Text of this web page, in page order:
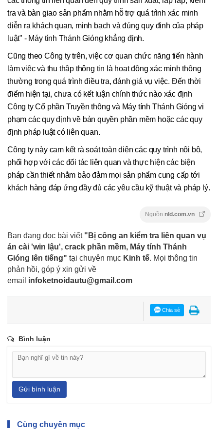
tra và bàn giao sản phẩm nhằm hỗ trợ quá trình xác minh
diễn ra khách quan, minh bạch và đúng quy định của pháp
luật" - Máy tính Thánh Gióng khẳng định.
Cũng theo Công ty trên, việc cơ quan chức năng tiến hành
làm việc và thu thập thông tin là hoạt động xác minh thông
thường trong quá trình điều tra, đánh giá vụ việc. Đến thời
điểm hiện tại, chưa có kết luận chính thức nào xác định
Công ty Cổ phần Truyền thông và Máy tính Thánh Gióng vi
phạm các quy định về bản quyền phần mềm hoặc các quy
định pháp luật có liên quan.
Công ty này cam kết rà soát toàn diện các quy trình nội bộ,
phối hợp với các đối tác liên quan và thực hiện các biện
pháp cần thiết nhằm bảo đảm mọi sản phẩm cung cấp tới
khách hàng đáp ứng đầy đủ các yêu cầu kỹ thuật và pháp lý.
Nguồn nld.com.vn
Bạn đang đọc bài viết "Bị công an kiểm tra liên quan vụ
án cài 'win lậu', crack phần mềm, Máy tính Thánh
Gióng lên tiếng" tại chuyên mục Kinh tế. Mọi thông tin
phản hồi, góp ý xin gửi về
email infoketnoidautu@gmail.com
Chia sẻ
Bình luận
Gửi bình luận
Cùng chuyên mục